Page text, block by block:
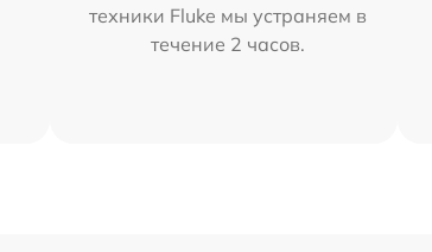
техники Fluke мы устраняем в
течение 2 часов.